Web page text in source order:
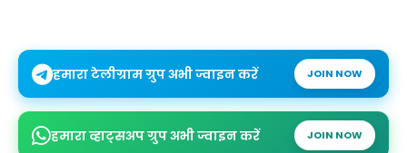
हमारा टेलीग्राम ग्रुप अभी ज्वाइन करें JOIN NOW
हमारा व्हाट्सअप ग्रुप अभी ज्वाइन करें JOIN NOW